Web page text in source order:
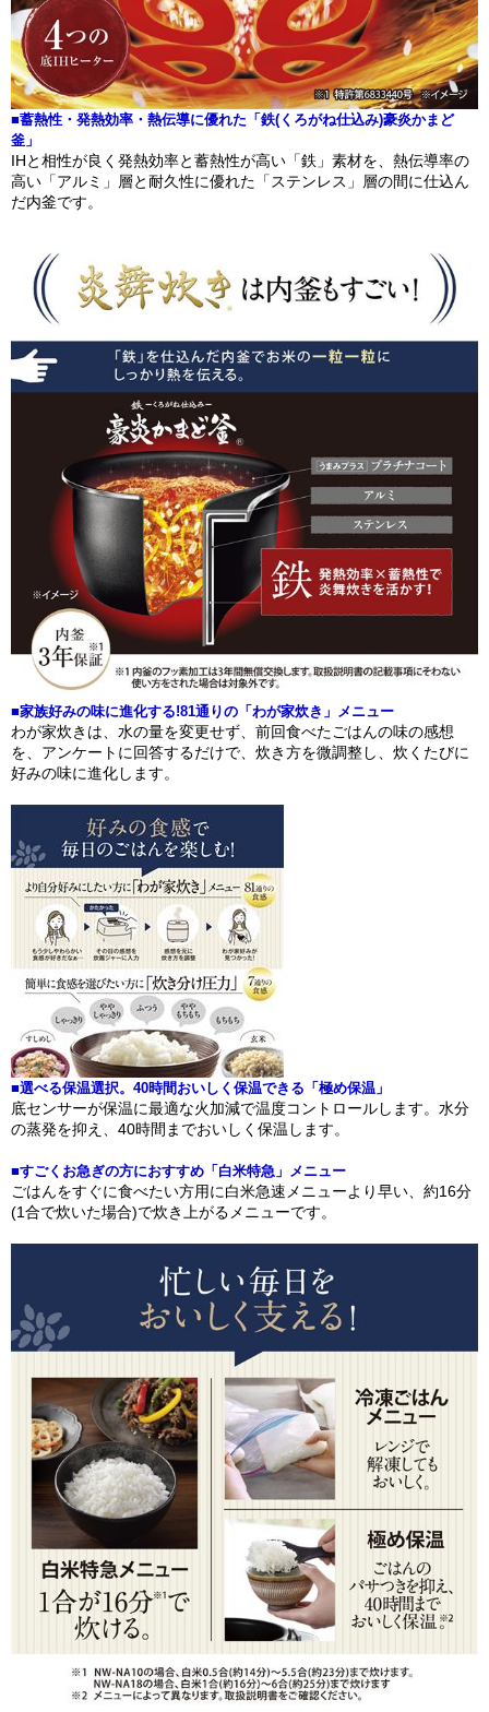
■蓄熱性・発熱効率・熱伝導に優れた「鉄(くろがね仕込み)豪炎かまど
釜」
IHと相性が良く発熱効率と蓄熱性が高い「鉄」素材を、熱伝導率の
高い「アルミ」層と耐久性に優れた「ステンレス」層の間に仕込ん
だ内釜です。
■家族好みの味に進化する!81通りの「わが家炊き」メニュー
わが家炊きは、水の量を変更せず、前回食べたごはんの味の感想
を、アンケートに回答するだけで、炊き方を微調整し、炊くたびに
好みの味に進化します。
■選べる保温選択。40時間おいしく保温できる「極め保温」
底センサーが保温に最適な火加減で温度コントロールします。水分
の蒸発を抑え、40時間までおいしく保温します。
■すごくお急ぎの方におすすめ「白米特急」メニュー
ごはんをすぐに食べたい方用に白米急速メニューより早い、約16分
(1合で炊いた場合)で炊き上がるメニューです。